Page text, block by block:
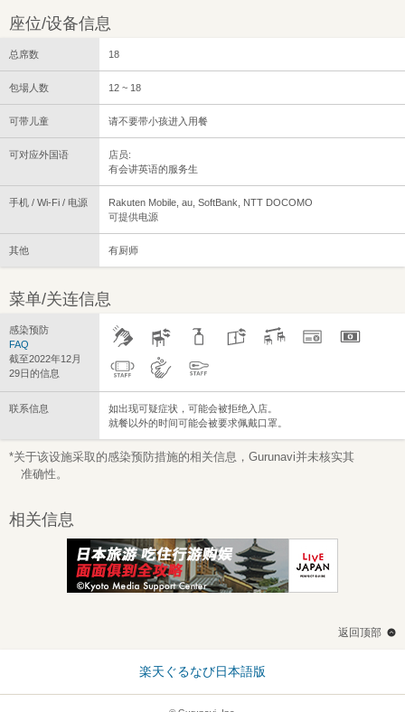
座位/设备信息
总席数 18
包場人数 12 ~ 18
可带儿童 请不要带小孩进入用餐
可对应外国语
店员:
有会讲英语的服务生
手机 / Wi-Fi / 电源
Rakuten Mobile, au, SoftBank, NTT DOCOMO
可提供电源
其他 有厨师
菜单/关连信息
感染预防
FAQ
截至2022年12月
29日的信息
联系信息
如出现可疑症状，可能会被拒绝入店。
就餐以外的时间可能会被要求佩戴口罩。
*关于该设施采取的感染预防措施的相关信息，Gurunavi并未核实其
准确性。
相关信息
返回顶部
楽天ぐるなび日本語版